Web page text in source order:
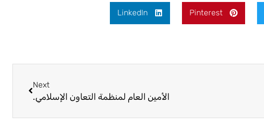
Pinterest
LinkedIn
Next
الأمين العام لمنظمة التعاون الإسلامي.